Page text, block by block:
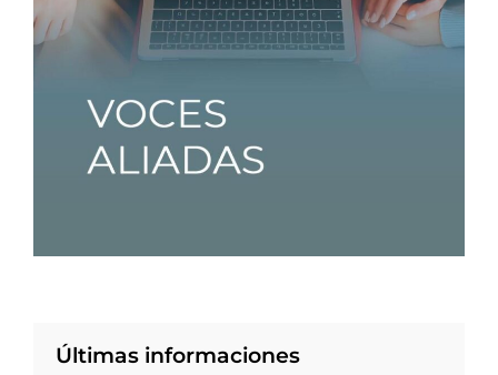
Últimas informaciones